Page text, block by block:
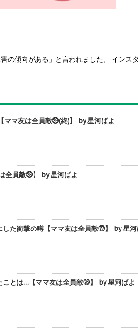
の傾向がある」と言われました。 イン
マ友は全員敵㉙(終)】 by 星河ばよ
全員敵㉘】 by 星河ばよ
た衝撃の噂【ママ友は全員敵㉗】 by 星河
とは…【ママ友は全員敵㉖】 by 星河ばよ